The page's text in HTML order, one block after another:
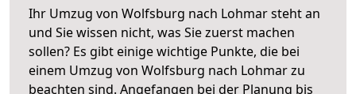
Ihr Umzug von Wolfsburg nach Lohmar steht an
und Sie wissen nicht, was Sie zuerst machen
sollen? Es gibt einige wichtige Punkte, die bei
einem Umzug von Wolfsburg nach Lohmar zu
beachten sind. Angefangen bei der Planung bis